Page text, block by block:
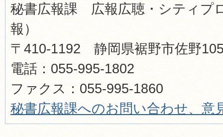
秘書広報課 広報広聴・シティプ
報）
〒410-1192 静岡県裾野市佐野
電話：055-995-1802
ファクス：055-995-1860​​​​​​​
秘書広報課へのお問い合わせ、意